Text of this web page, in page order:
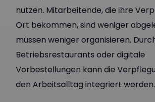
nutzen. Mitarbeitende, die ihre
Ort bekommen, sind weniger
müssen weniger organisieren.
Betriebsrestaurants oder digitale
Vorbestellungen kann die
den Arbeitsalltag integriert werden.